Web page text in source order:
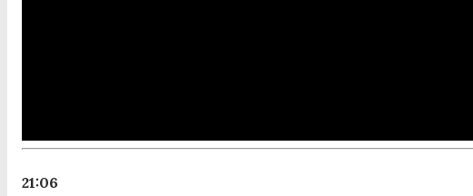
21:06